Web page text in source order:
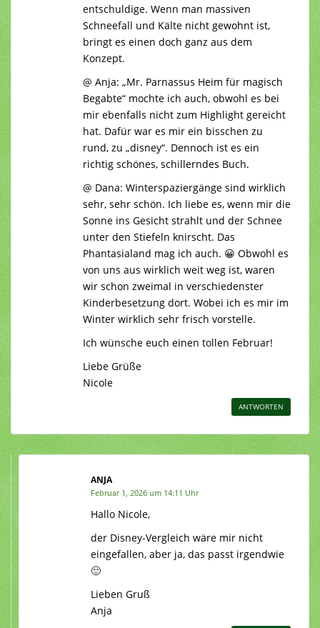
entschuldige. Wenn man massiven
Schneefall und Kälte nicht gewohnt ist,
bringt es einen doch ganz aus dem
Konzept.
@ Anja: „Mr. Parnassus Heim für magisch
Begabte“ mochte ich auch, obwohl es bei
mir ebenfalls nicht zum Highlight gereicht
hat. Dafür war es mir ein bisschen zu
rund, zu „disney“. Dennoch ist es ein
richtig schönes, schillerndes Buch.
@ Dana: Winterspaziergänge sind wirklich
sehr, sehr schön. Ich liebe es, wenn mir die
Sonne ins Gesicht strahlt und der Schnee
unter den Stiefeln knirscht. Das
Phantasialand mag ich auch. 😀 Obwohl es
von uns aus wirklich weit weg ist, waren
wir schon zweimal in verschiedenster
Kinderbesetzung dort. Wobei ich es mir im
Winter wirklich sehr frisch vorstelle.
Ich wünsche euch einen tollen Februar!
Liebe Grüße
Nicole
ANTWORTEN
ANJA
Februar 1, 2026 um 14:11 Uhr
Hallo Nicole,
der Disney-Vergleich wäre mir nicht
eingefallen, aber ja, das passt irgendwie
🙂
Lieben Gruß
Anja